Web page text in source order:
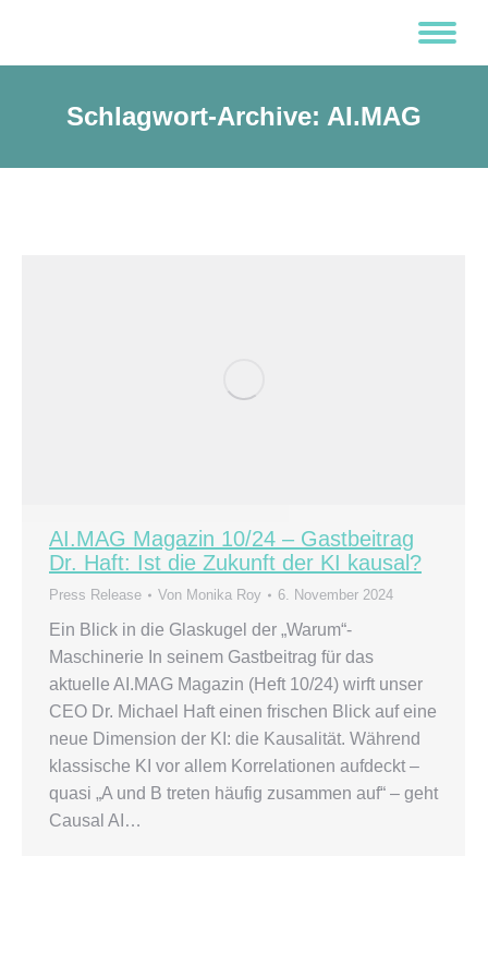
Schlagwort-Archive: AI.MAG
AI.MAG Magazin 10/24 – Gastbeitrag
Dr. Haft: Ist die Zukunft der KI kausal?
Press Release Von Monika Roy 6. November 2024
Ein Blick in die Glaskugel der „Warum“-
Maschinerie In seinem Gastbeitrag für das
aktuelle AI.MAG Magazin (Heft 10/24) wirft unser
CEO Dr. Michael Haft einen frischen Blick auf eine
neue Dimension der KI: die Kausalität. Während
klassische KI vor allem Korrelationen aufdeckt –
quasi „A und B treten häufig zusammen auf“ – geht
Causal AI…